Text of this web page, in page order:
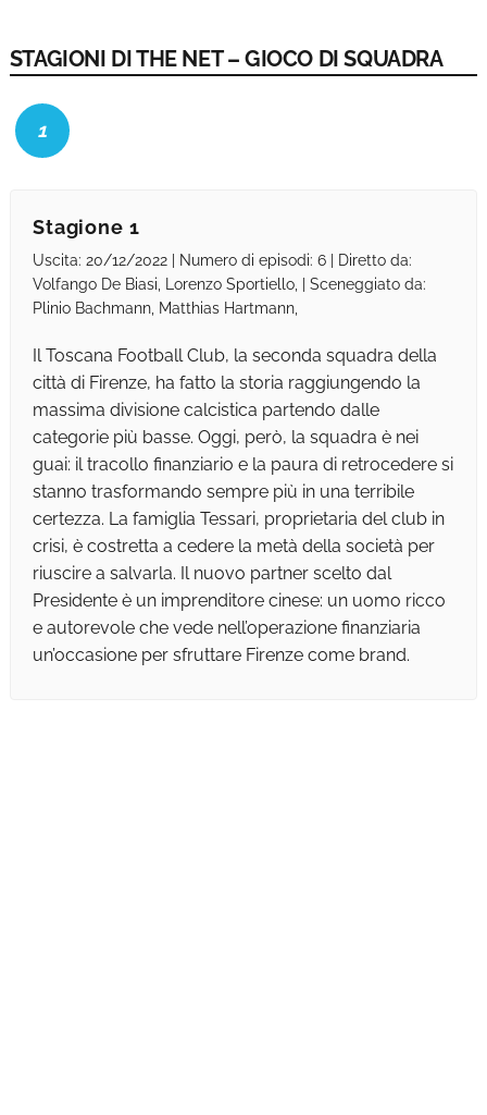
STAGIONI DI THE NET – GIOCO DI SQUADRA
1
Stagione 1
Uscita: 20/12/2022 | Numero di episodi: 6 | Diretto da:
Volfango De Biasi, Lorenzo Sportiello, | Sceneggiato da:
Plinio Bachmann, Matthias Hartmann,
Il Toscana Football Club, la seconda squadra della
città di Firenze, ha fatto la storia raggiungendo la
massima divisione calcistica partendo dalle
categorie più basse. Oggi, però, la squadra è nei
guai: il tracollo finanziario e la paura di retrocedere si
stanno trasformando sempre più in una terribile
certezza. La famiglia Tessari, proprietaria del club in
crisi, è costretta a cedere la metà della società per
riuscire a salvarla. Il nuovo partner scelto dal
Presidente è un imprenditore cinese: un uomo ricco
e autorevole che vede nell’operazione finanziaria
un’occasione per sfruttare Firenze come brand.